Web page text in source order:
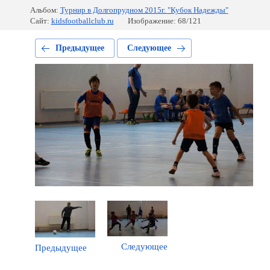
Альбом: Турнир в Долгопрудном 2015г. "Кубок Надежды"
Сайт: kidsfootballclub.ru Изображение: 68/121
Предыдущее Следующее
Предыдущее Следующее